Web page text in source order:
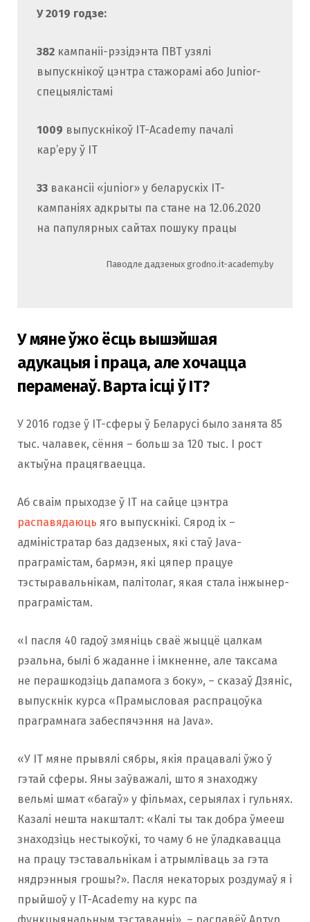
У 2019 годзе:
382 кампаніі-рэзідэнта ПВТ узялі
выпускнікоў цэнтра стажорамі або Junior-
спецыялістамі
1009 выпускнікоў IT-Academy пачалі
кар’еру ў IT
33 вакансіі «junior» у беларускіх IT-
кампаніях адкрыты па стане на 12.06.2020
на папулярных сайтах пошуку працы
Паводле дадзеных grodno.it-academy.by
У мяне ўжо ёсць вышэйшая
адукацыя і праца, але хочацца
пераменаў. Варта ісці ў IT?
У 2016 годзе ў IT-сферы ў Беларусі было занята 85
тыс. чалавек, сёння – больш за 120 тыс. І рост
актыўна працягваецца.
Аб сваім прыходзе ў IT на сайце цэнтра
распавядаюць яго выпускнікі. Сярод іх –
адміністратар баз дадзеных, які стаў Java-
праграмістам, бармэн, які цяпер працуе
тэстыравальнікам, палітолаг, якая стала інжынер-
праграмістам.
«І пасля 40 гадоў змяніць сваё жыццё цалкам
рэальна, былі б жаданне і імкненне, але таксама
не перашкодзіць дапамога з боку», – сказаў Дзяніс,
выпускнік курса «Прамысловая распрацоўка
праграмнага забеспячэння на Java».
«У IT мяне прывялі сябры, якія працавалі ўжо ў
гэтай сферы. Яны заўважалі, што я знаходжу
вельмі шмат «багаў» у фільмах, серыялах і гульнях.
Казалі нешта накшталт: «Калі ты так добра ўмееш
знаходзіць нестыкоўкі, то чаму б не ўладкавацца
на працу тэставальнікам і атрымліваць за гэта
нядрэнныя грошы?». Пасля некаторых роздумаў я і
прыйшоў у IT-Academy на курс па